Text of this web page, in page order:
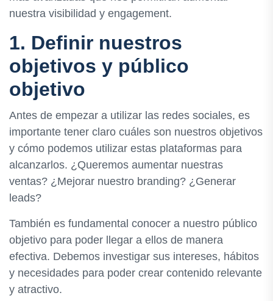
nuestra visibilidad y engagement.
1. Definir nuestros
objetivos y público
objetivo
Antes de empezar a utilizar las redes sociales, es
importante tener claro cuáles son nuestros objetivos
y cómo podemos utilizar estas plataformas para
alcanzarlos. ¿Queremos aumentar nuestras
ventas? ¿Mejorar nuestro branding? ¿Generar
leads?
También es fundamental conocer a nuestro público
objetivo para poder llegar a ellos de manera
efectiva. Debemos investigar sus intereses, hábitos
y necesidades para poder crear contenido relevante
y atractivo.